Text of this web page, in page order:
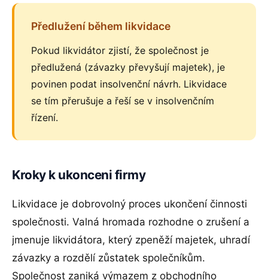
Předlužení během likvidace
Pokud likvidátor zjistí, že společnost je
předlužená (závazky převyšují majetek), je
povinen podat insolvenční návrh. Likvidace
se tím přerušuje a řeší se v insolvenčním
řízení.
Kroky k ukonceni firmy
Likvidace je dobrovolný proces ukončení činnosti
společnosti. Valná hromada rozhodne o zrušení a
jmenuje likvidátora, který zpeněží majetek, uhradí
závazky a rozdělí zůstatek společníkům.
Společnost zaniká výmazem z obchodního